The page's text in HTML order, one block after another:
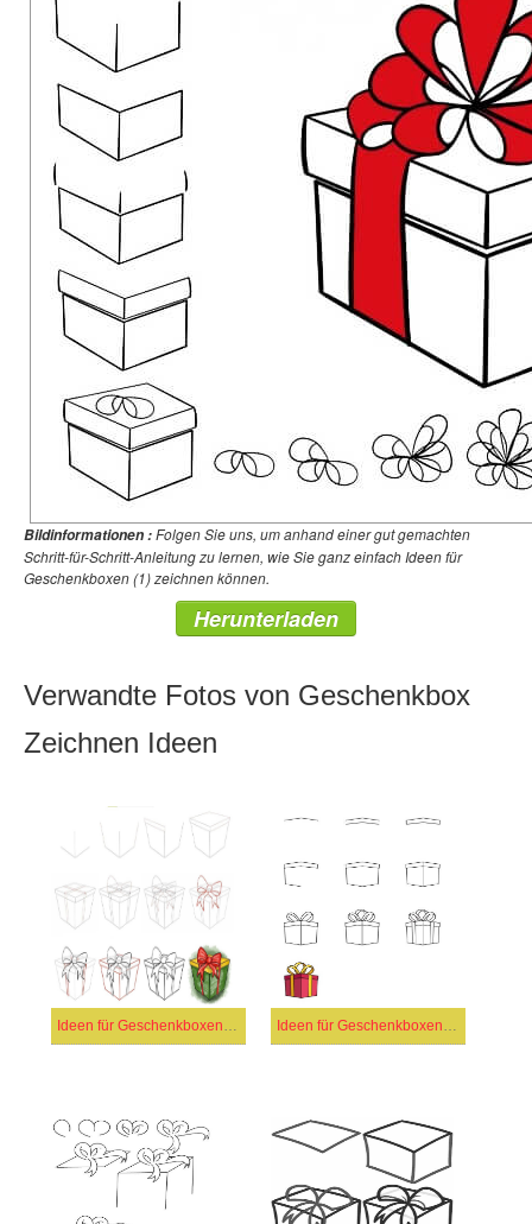
Bildinformationen :Folgen Sie uns, um anhand einer gut gemachten
Schritt-für-Schritt-Anleitung zu lernen, wie Sie ganz einfach Ideen für
Geschenkboxen (1) zeichnen können.
Herunterladen
Verwandte Fotos von Geschenkbox
Zeichnen Ideen
Ideen für Geschenkboxen (21) Ideen für Geschenkboxen (15)